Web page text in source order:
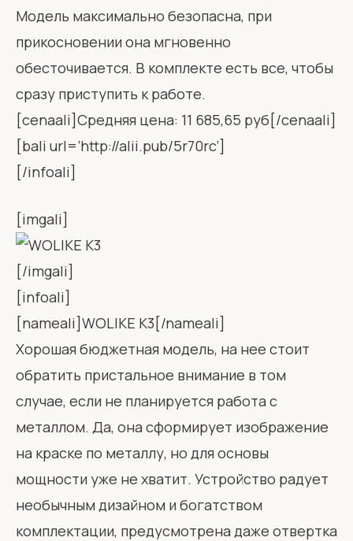
Модель максимально безопасна, при
прикосновении она мгновенно
обесточивается. В комплекте есть все, чтобы
сразу приступить к работе.
[cenaali]Средняя цена: 11 685,65 руб[/cenaali]
[bali url=’http://alii.pub/5r70rc’]
[/infoali]
[imgali]
[/imgali]
[infoali]
[nameali]WOLIKE K3[/nameali]
Хорошая бюджетная модель, на нее стоит
обратить пристальное внимание в том
случае, если не планируется работа с
металлом. Да, она сформирует изображение
на краске по металлу, но для основы
мощности уже не хватит. Устройство радует
необычным дизайном и богатством
комплектации, предусмотрена даже отвертка